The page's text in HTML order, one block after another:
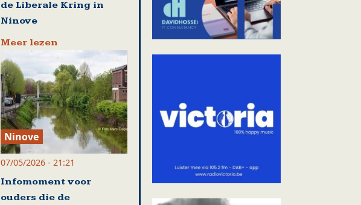
de Liberale Kring in
Ninove
Meer lezen
Ninove
07/05/2026 - 21:21
Infomoment voor
ouders die de